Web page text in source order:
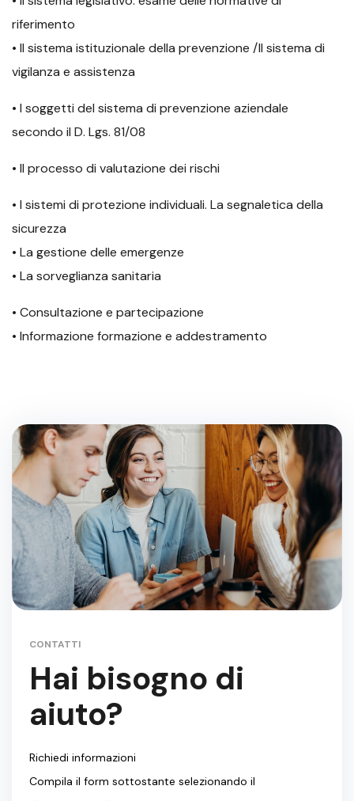
riferimento
• Il sistema istituzionale della prevenzione /Il sistema di
vigilanza e assistenza
• I soggetti del sistema di prevenzione aziendale
secondo il D. Lgs. 81/08
• Il processo di valutazione dei rischi
• I sistemi di protezione individuali. La segnaletica della
sicurezza
• La gestione delle emergenze
• La sorveglianza sanitaria
• Consultazione e partecipazione
• Informazione formazione e addestramento
CONTATTI
Hai bisogno di
aiuto?
Richiedi informazioni
Compila il form sottostante selezionando il